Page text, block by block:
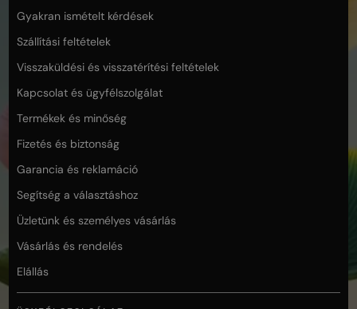
Gyakran ismételt kérdések
Szállítási feltételek
Visszaküldési és visszatérítési feltételek
Kapcsolat és ügyfélszolgálat
Termékek és minőség
Fizetés és biztonság
Garancia és reklamáció
Segítség a választáshoz
Üzletünk és személyes vásárlás
Vásárlás és rendelés
Elállás